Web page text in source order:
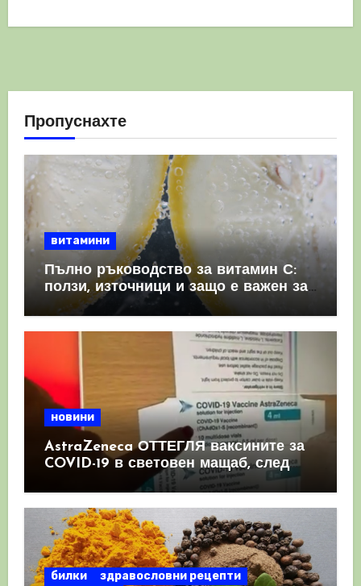
Пропуснахте
витамини
Пълно ръководство за витамин С:
ползи, източници и защо е важен за
имунната система
новини
AstraZeneca ОТТЕГЛЯ ваксините за
COVID-19 в световен мащаб, след
като призна, че те причиняват
КРЪВНИ съсиреци
билки
здравословни рецепти